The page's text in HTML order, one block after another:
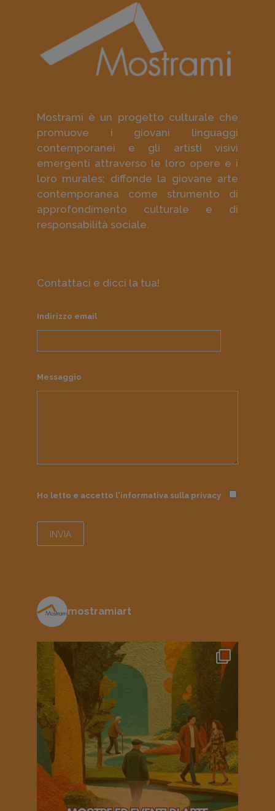
Mostrami è un progetto culturale che
promuove i giovani linguaggi
contemporanei e gli artisti visivi
emergenti attraverso le loro opere e i
loro murales; diffonde la giovane arte
contemporanea come strumento di
approfondimento culturale e di
responsabilità sociale.
Contattaci e dicci la tua!
Indirizzo email
Messaggio
Ho letto e accetto l'informativa sulla privacy
mostramiart